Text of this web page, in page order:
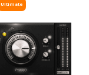
Ultimate